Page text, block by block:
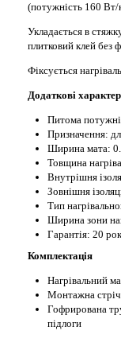
(потужність 160 Вт/
Укладається в
плитковий клей без
Фіксується
Додаткові
Питома
Призначення:
Ширина мата:
Товщина
Внутрішня
Зовнішня
Тип
Ширина зони
Гарантія: 20
Комплектація
Нагрівальний
Монтажна
Гофрирована
підлоги